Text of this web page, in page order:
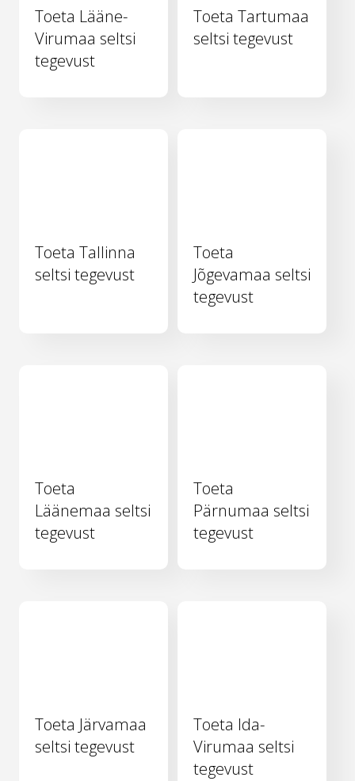
Toeta Lääne-
Virumaa seltsi
tegevust
Toeta Tartumaa
seltsi tegevust
Toeta Tallinna
seltsi tegevust
Toeta
Jõgevamaa seltsi
tegevust
Toeta
Läänemaa seltsi
tegevust
Toeta
Pärnumaa seltsi
tegevust
Toeta Järvamaa
seltsi tegevust
Toeta Ida-
Virumaa seltsi
tegevust